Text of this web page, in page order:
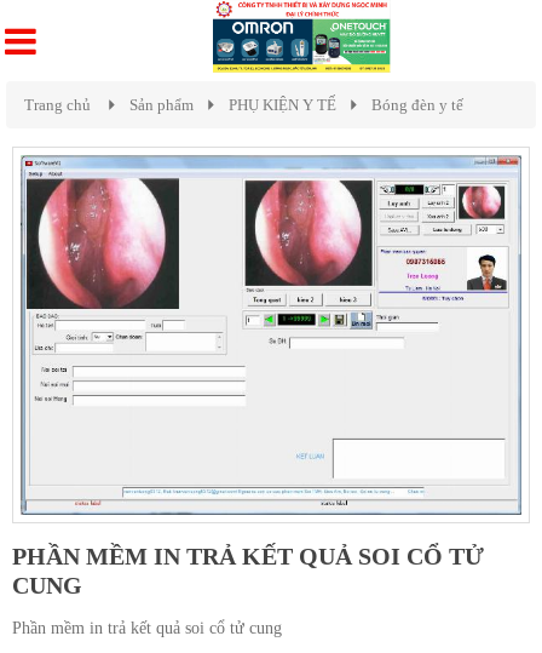
Trang chủ Sản phẩm PHỤ KIỆN Y TẾ Bóng đèn y tế
PHẦN MỀM IN TRẢ KẾT QUẢ SOI CỔ TỬ
CUNG
Phần mềm in trả kết quả soi cổ tử cung